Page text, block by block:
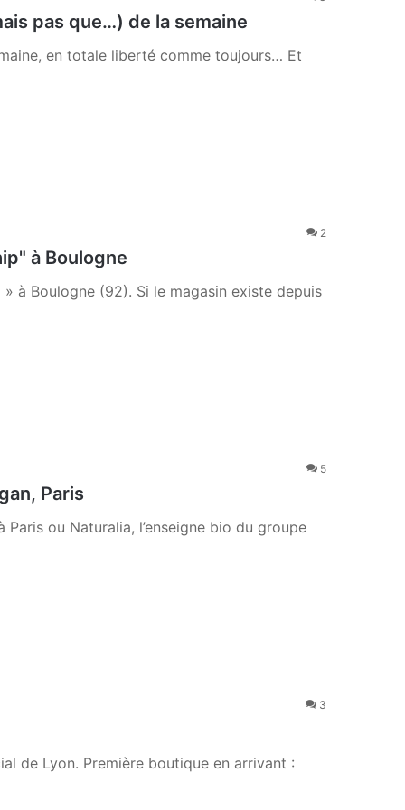
pas que…) de la semaine
en totale liberté comme toujours… Et
2
à Boulogne
à Boulogne (92). Si le magasin existe depuis
5
Paris
Paris ou Naturalia, l’enseigne bio du groupe
3
de Lyon. Première boutique en arrivant :